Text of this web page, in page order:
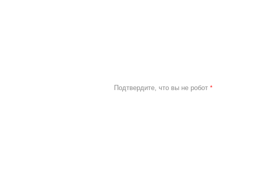
Подтвердите, что вы не робот *